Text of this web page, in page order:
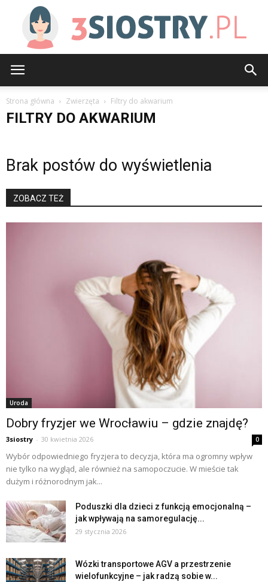
Strona główna Zwierzęta Filtry do akwarium
FILTRY DO AKWARIUM
Brak postów do wyświetlenia
ZOBACZ TEŻ
Uroda
Dobry fryzjer we Wrocławiu – gdzie znajdę?
3siostry - 30 kwietnia 2026 0
Wybór odpowiedniego fryzjera to decyzja, która ma ogromny wpływ
nie tylko na wygląd, ale również na samopoczucie. W mieście tak
dużym i różnorodnym jak...
Poduszki dla dzieci z funkcją emocjonalną –
jak wpływają na samoregulację...
29 stycznia 2026
Wózki transportowe AGV a przestrzenie
wielofunkcyjne – jak radzą sobie w...